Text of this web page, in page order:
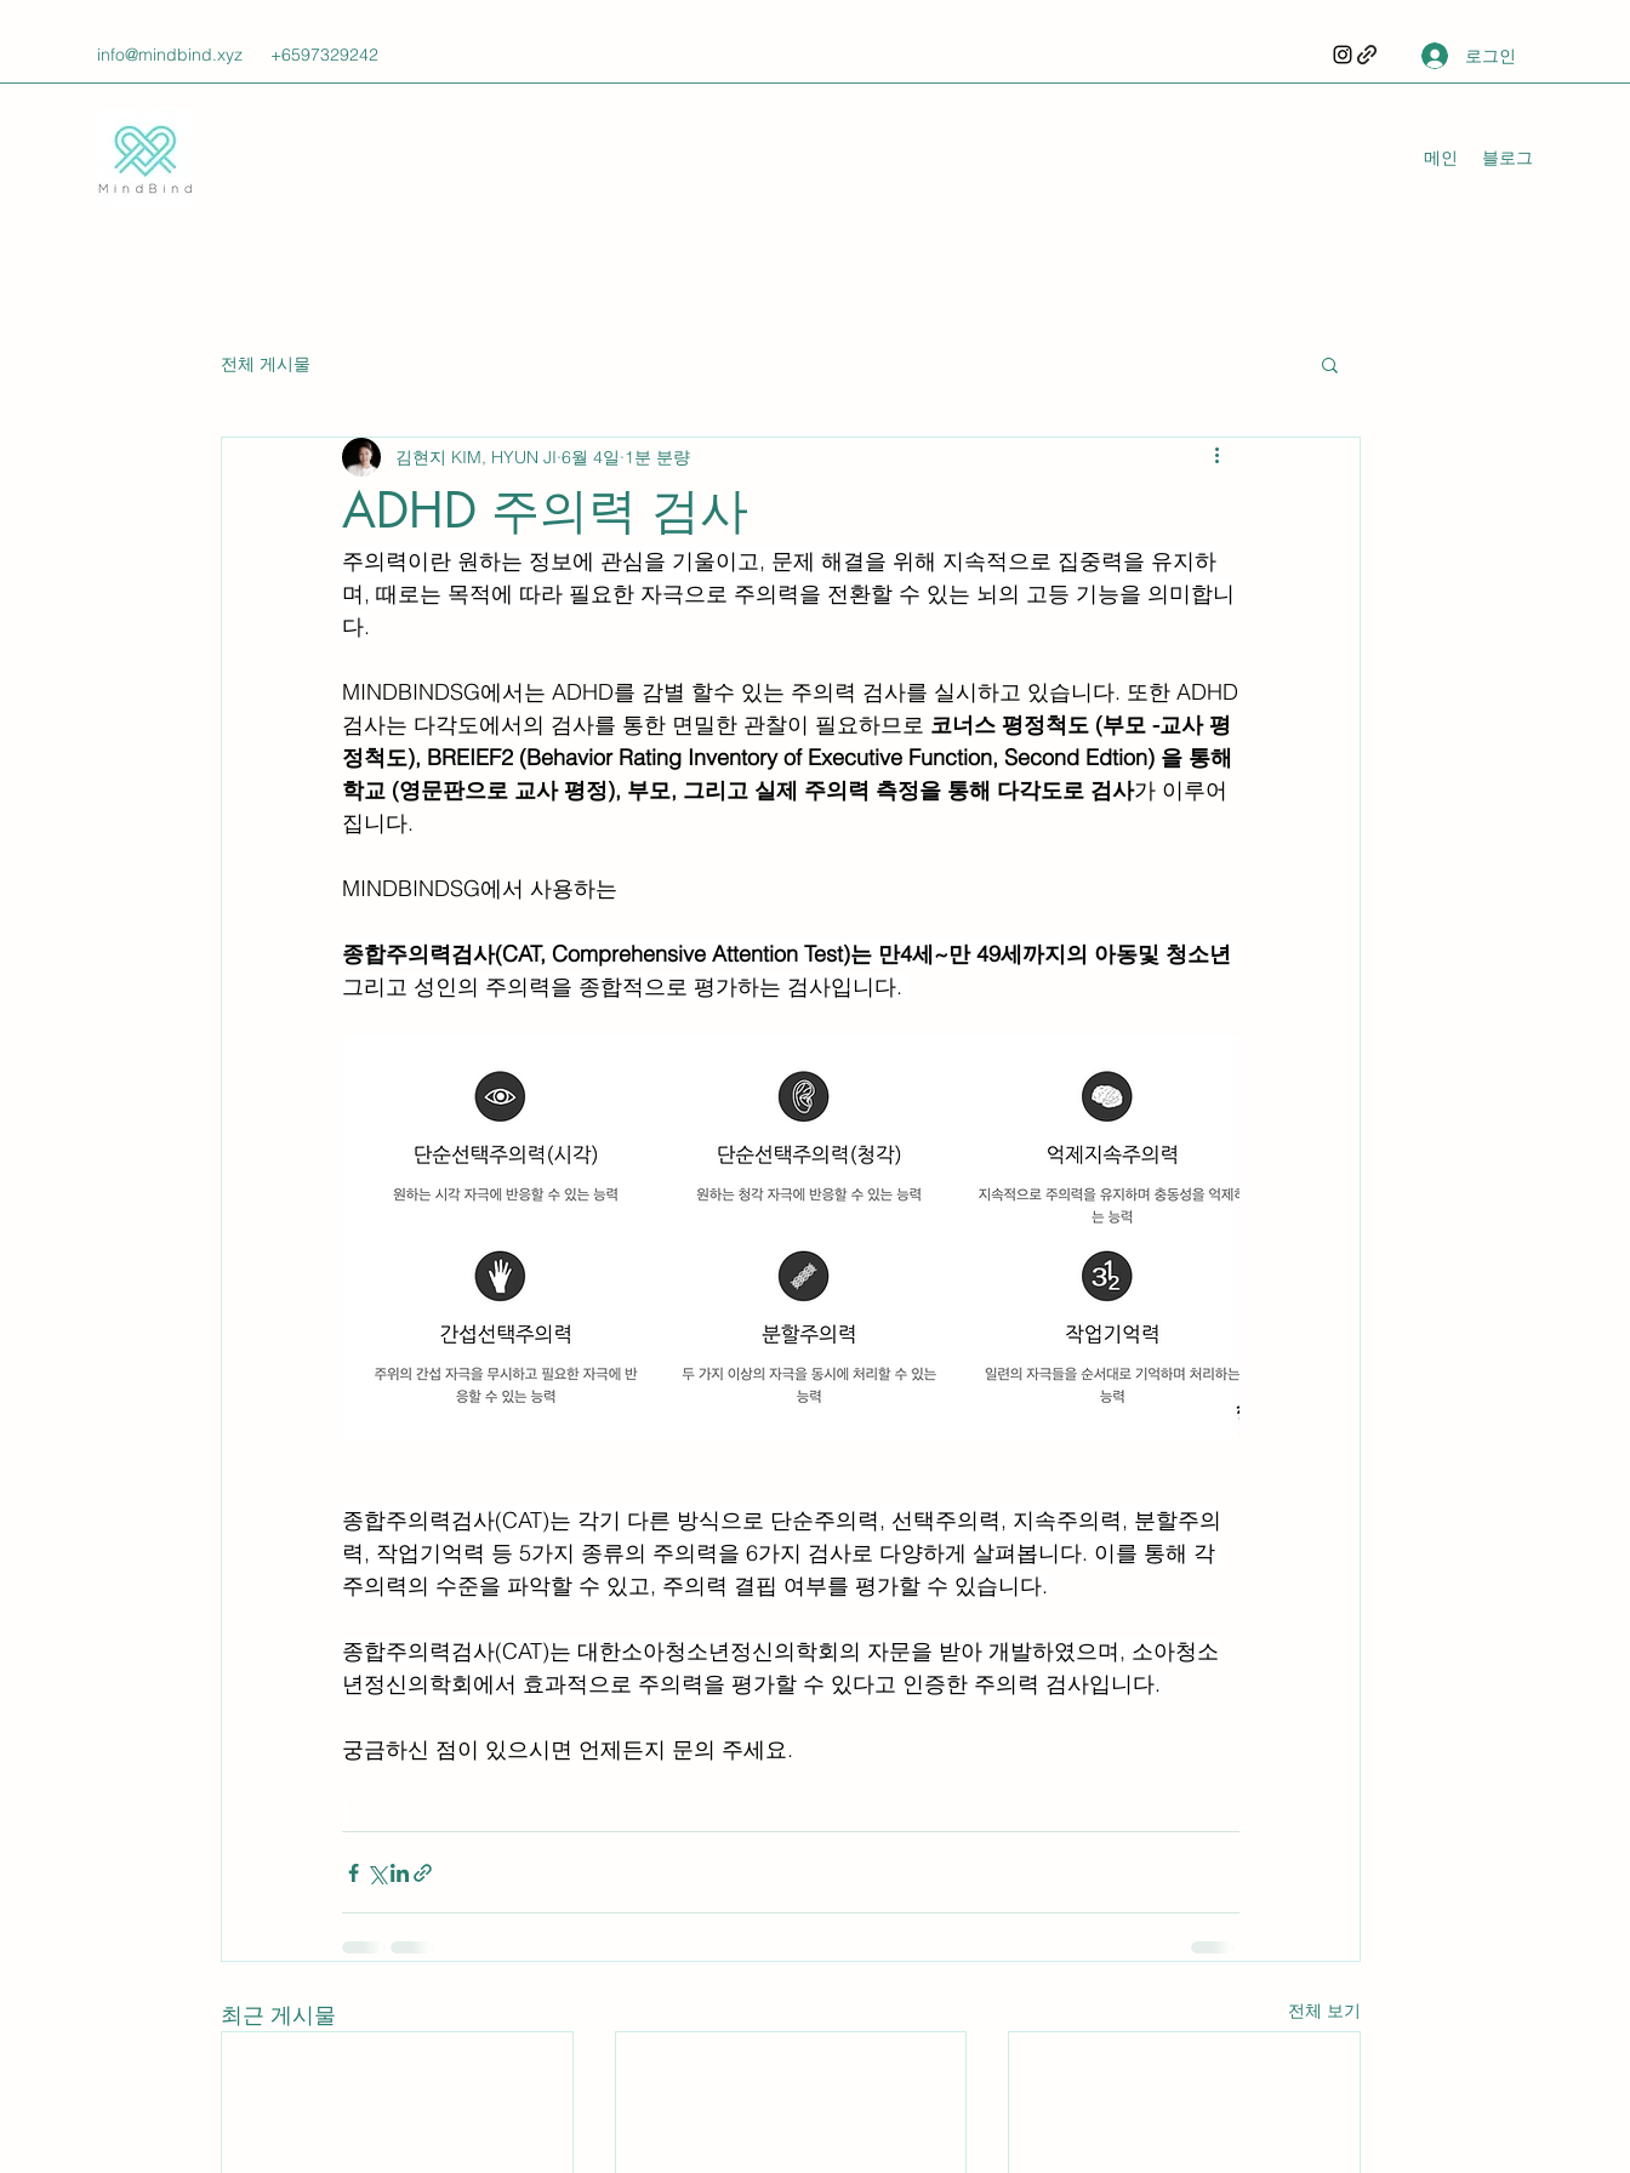
info@mindbind.xyz +6597329242 로그인
메인 블로그
전체 게시물
ADHD 주의력 검사
김현지 KIM, HYUN JI 6월 4일 1분 분량
주의력이란 원하는 정보에 관심을 기울이고, 문제 해결을 위해 지속적으로 집중력을 유지하
며, 때로는 목적에 따라 필요한 자극으로 주의력을 전환할 수 있는 뇌의 고등 기능을 의미합니
다.
MINDBINDSG에서는 ADHD를 감별 할수 있는 주의력 검사를 실시하고 있습니다. 또한 ADHD
검사는 다각도에서의 검사를 통한 면밀한 관찰이 필요하므로 코너스 평정척도 (부모 -교사 평
정척도), BREIEF2 (Behavior Rating Inventory of Executive Function, Second Edtion) 을 통해
학교 (영문판으로 교사 평정), 부모, 그리고 실제 주의력 측정을 통해 다각도로 검사가 이루어
집니다.
MINDBINDSG에서 사용하는
종합주의력검사(CAT, Comprehensive Attention Test)는 만4세~만 49세까지의 아동및 청소년
그리고 성인의 주의력을 종합적으로 평가하는 검사입니다.
종합주의력검사(CAT)는 각기 다른 방식으로 단순주의력, 선택주의력, 지속주의력, 분할주의
력, 작업기억력 등 5가지 종류의 주의력을 6가지 검사로 다양하게 살펴봅니다. 이를 통해 각
주의력의 수준을 파악할 수 있고, 주의력 결핍 여부를 평가할 수 있습니다.
종합주의력검사(CAT)는 대한소아청소년정신의학회의 자문을 받아 개발하였으며, 소아청소
년정신의학회에서 효과적으로 주의력을 평가할 수 있다고 인증한 주의력 검사입니다.
궁금하신 점이 있으시면 언제든지 문의 주세요.
최근 게시물 전체 보기